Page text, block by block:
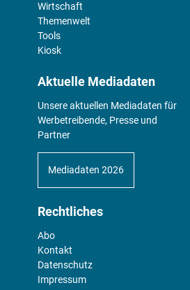
Wirtschaft
Themenwelt
Tools
Kiosk
Aktuelle Mediadaten
Unsere aktuellen Mediadaten für
Werbetreibende, Presse und
Partner
Mediadaten 2026
Rechtliches
Abo
Kontakt
Datenschutz
Impressum